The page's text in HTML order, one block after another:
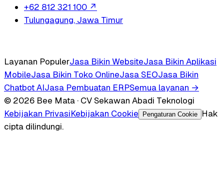
+62 812 321 100 ↗
Tulungagung, Jawa Timur
Layanan PopulerJasa Bikin WebsiteJasa Bikin Aplikasi
MobileJasa Bikin Toko OnlineJasa SEOJasa Bikin
Chatbot AIJasa Pembuatan ERPSemua layanan →
© 2026 Bee Mata · CV Sekawan Abadi Teknologi
Kebijakan PrivasiKebijakan Cookie Pengaturan Cookie
Hak
cipta dilindungi.